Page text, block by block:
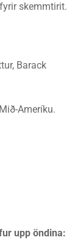
skemmtirit.
Barack
Ameríku.
upp öndina: